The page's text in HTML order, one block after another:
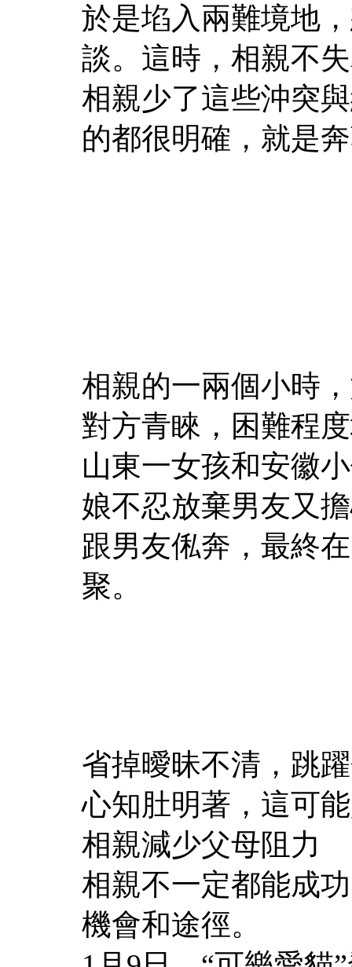
於是埳入兩難境地
談。這時，相親不
相親少了這些沖突
的都很明確，就是
相親的一兩個小時
對方青睞，困難程
山東一女孩和安徽
娘不忍放棄男友又
跟男友俬奔，最終
聚。
省掉曖昧不清，跳
心知肚明著，這可
相親減少父母阻力
相親不一定都能成
機會和途徑。